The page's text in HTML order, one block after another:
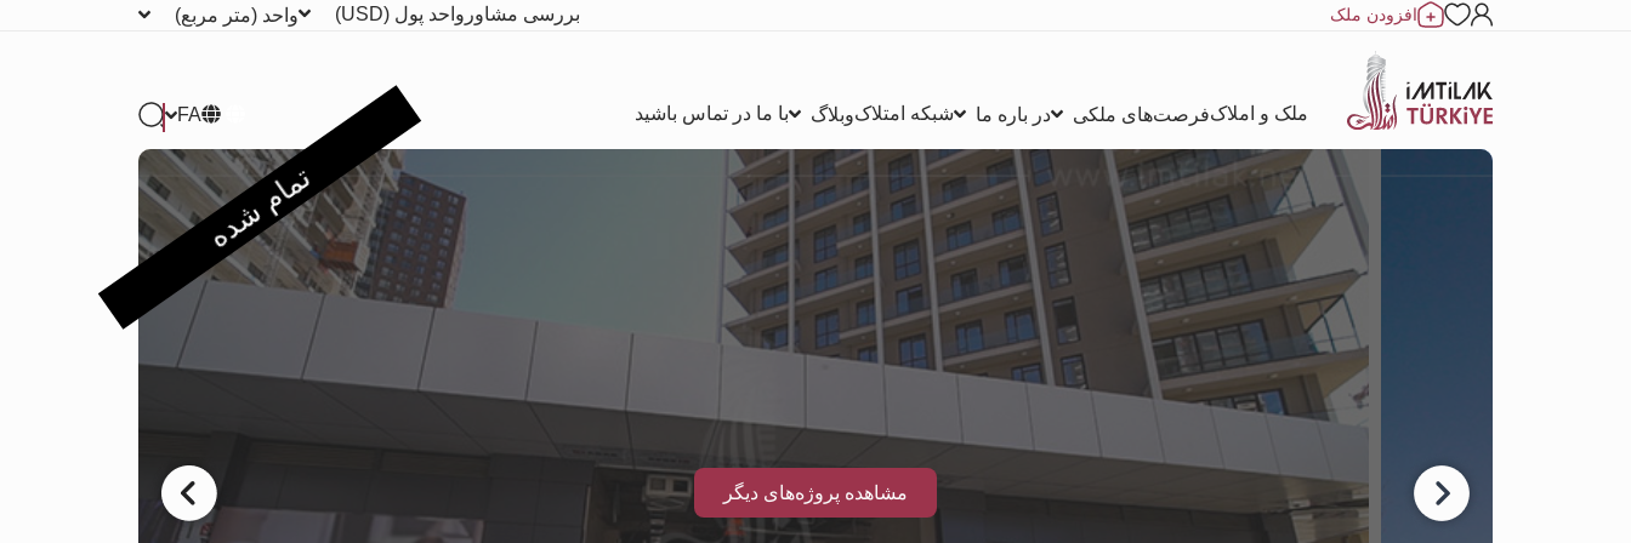
افزودن ملک بررسی مشاور واحد پول (USD) واحد (متر مربع)
ملک و املاکفرصت‌های ملکی در باره ما شبکه امتلاکوبلاگ با ما در تماس باشید FA
تمام شده
مشاهده پروژه‌های دیگر